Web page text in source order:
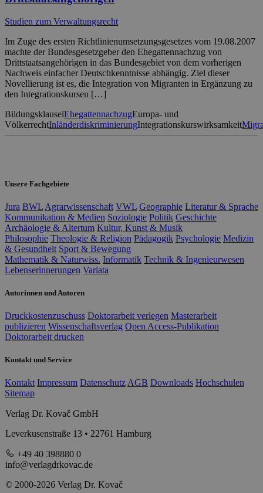
Studien zum Verwaltungsrecht
Im Zuge des ersten Richtlinienumsetzungsgesetzes vom 19.08.2007
machte der Bundesgesetzgeber den Ehegattennachzug von
Drittstaatsangehörigen in das Bundesgebiet von dem vorherigen
Nachweis einfacher Deutschkenntnisse abhängig. Ziel dieser
Novellierung ist es, die Integration von Migranten in Ergänzung zu
den Integrationskursen […]
BildungsklauselEhegattennachzugEuropa- und
VölkerrechtInländerdiskriminierungIntegrationskurswirksamkeit
Unsere Fachgebiete
Jura BWL Agrarwissenschaft VWL Geographie Literatur & Sprache
Kommunikation & Medien Soziologie Politik Geschichte
Archäologie & Altertum Kultur, Kunst & Musik
Philosophie Theologie & Religion Pädagogik Psychologie Medizin
& Gesundheit Sport & Bewegung
Mathematik & Naturwiss. Informatik Technik & Ingenieurwesen
Lebenserinnerungen Variata
Autorinnen und Autoren
Druckkostenzuschuss Doktorarbeit verlegen Masterarbeit
publizieren Wissenschaftsverlag Open Access-Publikation
Doktorarbeit drucken
Kontakt und Service
Kontakt Impressum Datenschutz AGB Downloads Hochschulen
Sitemap
Verlag Dr. Kovač GmbH
Leverkusenstraße 13 • 22761 Hamburg
+49 40 398880 0
info@verlagdrkovac.de
© 2000-2026 Verlag Dr. Kovač